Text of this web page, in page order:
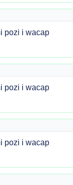
pozi i wacap
pozi i wacap
pozi i wacap